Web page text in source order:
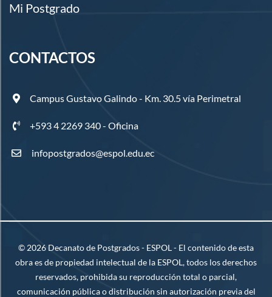
Mi Postgrado
CONTACTOS
Campus Gustavo Galindo - Km. 30.5 vía Perimetral
+593 4 2269 340 - Oficina
infopostgrados@espol.edu.ec
© 2026 Decanato de Postgrados - ESPOL - El contenido de esta
obra es de propiedad intelectual de la ESPOL, todos los derechos
reservados, prohibida su reproducción total o parcial,
comunicación pública o distribución sin autorización previa del